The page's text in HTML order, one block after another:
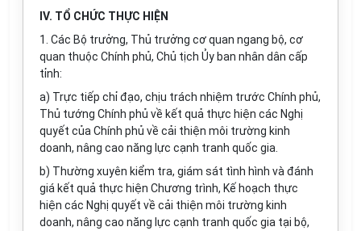
IV. TỔ CHỨC THỰC HIỆN
1. Các Bộ trưởng, Thủ trưởng cơ quan ngang bộ, cơ
quan thuộc Chính phủ, Chủ tịch Ủy ban nhân dân cấp
tỉnh:
a) Trực tiếp chỉ đạo, chịu trách nhiệm trước Chính phủ,
Thủ tướng Chính phủ về kết quả thực hiện các Nghị
quyết của Chính phủ về cải thiện môi trường kinh
doanh, nâng cao năng lực cạnh tranh quốc gia.
b) Thường xuyên kiểm tra, giám sát tình hình và đánh
giá kết quả thực hiện Chương trình, Kế hoạch thực
hiện các Nghị quyết về cải thiện môi trường kinh
doanh, nâng cao năng lực cạnh tranh quốc gia tại bộ,